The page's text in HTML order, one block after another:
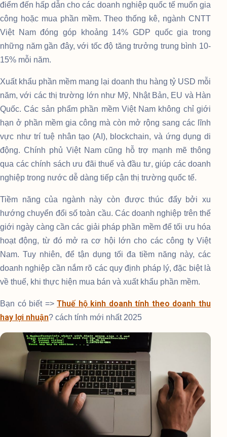
điểm đến hấp dẫn cho các doanh nghiệp quốc tế muốn gia
công hoặc mua phần mềm. Theo thống kê, ngành CNTT
Việt Nam đóng góp khoảng 14% GDP quốc gia trong
những năm gần đây, với tốc độ tăng trưởng trung bình 10-
15% mỗi năm.
Xuất khẩu phần mềm mang lại doanh thu hàng tỷ USD mỗi
năm, với các thị trường lớn như Mỹ, Nhật Bản, EU và Hàn
Quốc. Các sản phẩm phần mềm Việt Nam không chỉ giới
hạn ở phần mềm gia công mà còn mở rộng sang các lĩnh
vực như trí tuệ nhân tạo (AI), blockchain, và ứng dụng di
động. Chính phủ Việt Nam cũng hỗ trợ mạnh mẽ thông
qua các chính sách ưu đãi thuế và đầu tư, giúp các doanh
nghiệp trong nước dễ dàng tiếp cận thị trường quốc tế.
Tiềm năng của ngành này còn được thúc đẩy bởi xu
hướng chuyển đổi số toàn cầu. Các doanh nghiệp trên thế
giới ngày càng cần các giải pháp phần mềm để tối ưu hóa
hoạt động, từ đó mở ra cơ hội lớn cho các công ty Việt
Nam. Tuy nhiên, để tận dụng tối đa tiềm năng này, các
doanh nghiệp cần nắm rõ các quy định pháp lý, đặc biệt là
về thuế, khi thực hiện mua bán và xuất khẩu phần mềm.
Bạn có biết =>Thuế hộ kinh doanh tính theo doanh thu
hay lợi nhuận? cách tính mới nhất 2025